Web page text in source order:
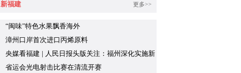
更多>>
新福建
“闽味”特色水果飘香海外
漳州口岸首次进口丙烯原料
央媒看福建 | 人民日报头版关注：福州深化实施新
时代“堡垒工程”
省运会光电射击比赛在清流开赛